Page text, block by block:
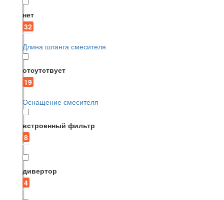
нет
32
Длина шланга смесителя
отсутствует
19
Оснащение смесителя
встроенный фильтр
8
дивертор
4